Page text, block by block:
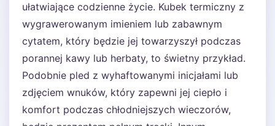
ułatwiające codzienne życie. Kubek termiczny z
wygrawerowanym imieniem lub zabawnym
cytatem, który będzie jej towarzyszył podczas
porannej kawy lub herbaty, to świetny przykład.
Podobnie pled z wyhaftowanymi inicjałami lub
zdjęciem wnuków, który zapewni jej ciepło i
komfort podczas chłodniejszych wieczorów,